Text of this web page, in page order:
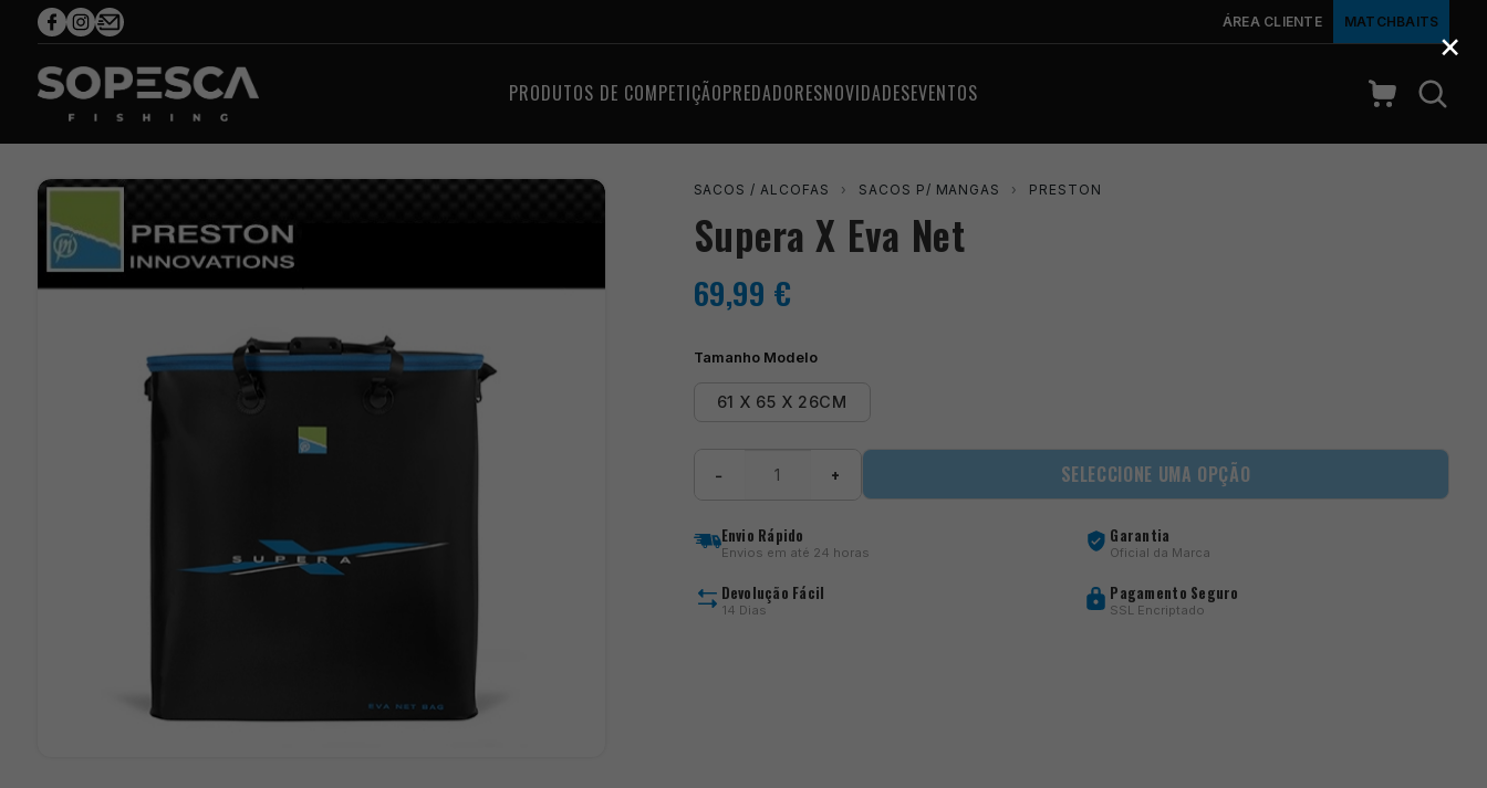
ÁREA CLIENTE MATCHBAITS
PRODUTOS DE COMPETIÇÃOPREDADORESNOVIDADESEVENTOS
SACOS / ALCOFAS › SACOS P/ MANGAS › PRESTON
Supera X Eva Net
69,99 €
Tamanho Modelo
61 X 65 X 26CM
Eva
− + SELECCIONE UMA OPÇÃO
Envio Rápido
Envios em até 24 horas
Garantia
Oficial da Marca
Devolução Fácil
14 Dias
Pagamento Seguro
SSL Encriptado
×